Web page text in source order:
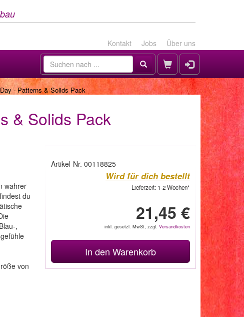
Kontakt Jobs Über uns
- Patterns & Solids Pack
& Solids Pack
Artikel-Nr. 00118825
Wird für dich bestellt
Lieferzeit: 1-2 Wochen*
21,45 €
inkl. gesetzl. MwSt, zzgl. Versandkosten
In den Warenkorb
wahrer
du
,
von